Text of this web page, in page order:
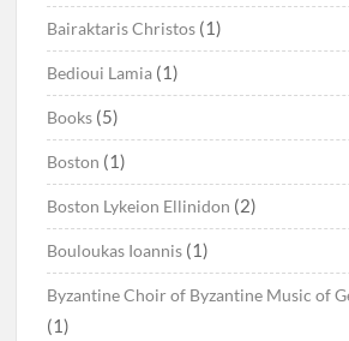
Bairaktaris Christos (1)
Bedioui Lamia (1)
Books (5)
Boston (1)
Boston Lykeion Ellinidon (2)
Bouloukas Ioannis (1)
Byzantine Choir of Byzantine Music of
(1)